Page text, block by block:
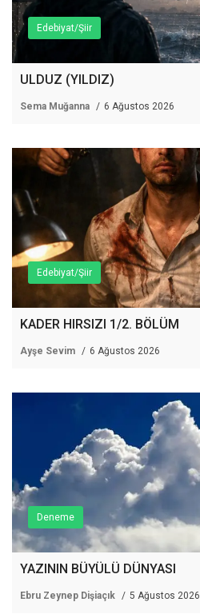
Edebiyat/Şiir
ULDUZ (YILDIZ)
Sema Muğanna 6 Ağustos 2026
Edebiyat/Şiir
KADER HIRSIZI 1/2. BÖLÜM
Ayşe Sevim 6 Ağustos 2026
Deneme
YAZININ BÜYÜLÜ DÜNYASI
Ebru Zeynep Dişiaçık 5 Ağustos 2026